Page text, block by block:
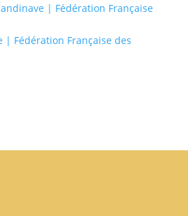
| Fédération Française
Fédération Française des